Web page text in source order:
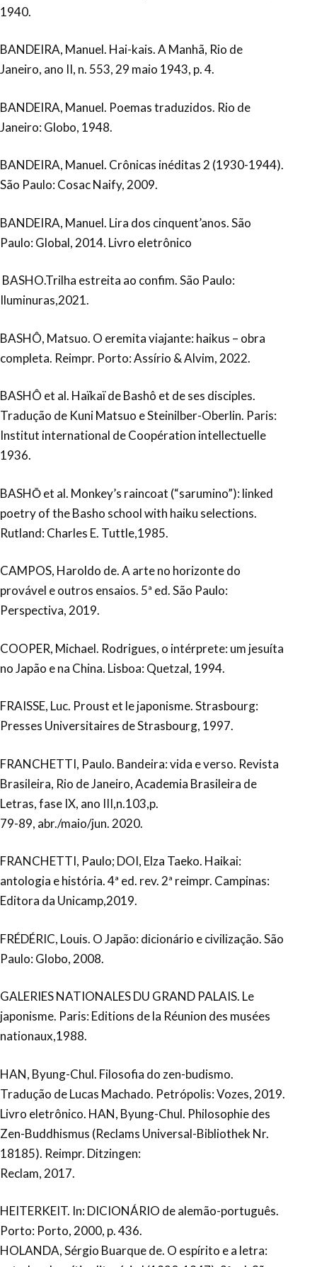
1940.
BANDEIRA, Manuel. Hai-kais. A Manhã, Rio de
Janeiro, ano II, n. 553, 29 maio 1943, p. 4.
BANDEIRA, Manuel. Poemas traduzidos. Rio de
Janeiro: Globo, 1948.
BANDEIRA, Manuel. Crônicas inéditas 2 (1930-1944).
São Paulo: Cosac Naify, 2009.
BANDEIRA, Manuel. Lira dos cinquent’anos. São
Paulo: Global, 2014. Livro eletrônico
BASHO.Trilha estreita ao confim. São Paulo:
Iluminuras,2021.
BASHÔ, Matsuo. O eremita viajante: haikus – obra
completa. Reimpr. Porto: Assírio & Alvim, 2022.
BASHÔ et al. Haïkaï de Bashô et de ses disciples.
Tradução de Kuni Matsuo e Steinilber-Oberlin. Paris:
Institut international de Coopération intellectuelle
1936.
BASHŌ et al. Monkey’s raincoat (“sarumino”): linked
poetry of the Basho school with haiku selections.
Rutland: Charles E. Tuttle,1985.
CAMPOS, Haroldo de. A arte no horizonte do
provável e outros ensaios. 5ª ed. São Paulo:
Perspectiva, 2019.
COOPER, Michael. Rodrigues, o intérprete: um jesuíta
no Japão e na China. Lisboa: Quetzal, 1994.
FRAISSE, Luc. Proust et le japonisme. Strasbourg:
Presses Universitaires de Strasbourg, 1997.
FRANCHETTI, Paulo. Bandeira: vida e verso. Revista
Brasileira, Rio de Janeiro, Academia Brasileira de
Letras, fase IX, ano III,n.103,p.
79-89, abr./maio/jun. 2020.
FRANCHETTI, Paulo; DOI, Elza Taeko. Haikai:
antologia e história. 4ª ed. rev. 2ª reimpr. Campinas:
Editora da Unicamp,2019.
FRÉDÉRIC, Louis. O Japão: dicionário e civilização. São
Paulo: Globo, 2008.
GALERIES NATIONALES DU GRAND PALAIS. Le
japonisme. Paris: Editions de la Réunion des musées
nationaux,1988.
HAN, Byung-Chul. Filosofia do zen-budismo.
Tradução de Lucas Machado. Petrópolis: Vozes, 2019.
Livro eletrônico. HAN, Byung-Chul. Philosophie des
Zen-Buddhismus (Reclams Universal-Bibliothek Nr.
18185). Reimpr. Ditzingen:
Reclam, 2017.
HEITERKEIT. In: DICIONÁRIO de alemão-português.
Porto: Porto, 2000, p. 436.
HOLANDA, Sérgio Buarque de. O espírito e a letra: